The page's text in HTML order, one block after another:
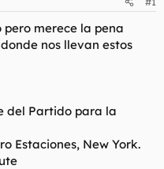
merece la pena
nos llevan estos
del Partido para la
Estaciones, New York.